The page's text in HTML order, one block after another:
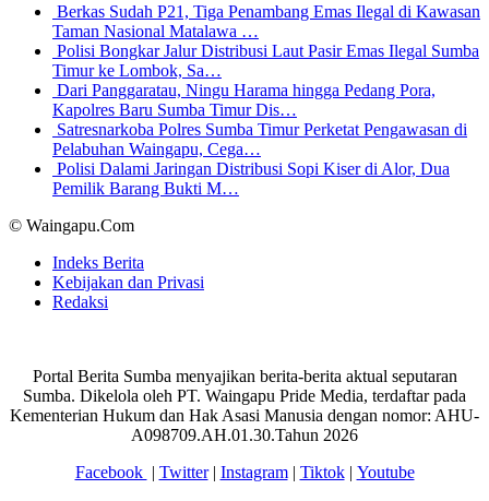
Berkas Sudah P21, Tiga Penambang Emas Ilegal di Kawasan
Taman Nasional Matalawa …
Polisi Bongkar Jalur Distribusi Laut Pasir Emas Ilegal Sumba
Timur ke Lombok, Sa…
Dari Panggaratau, Ningu Harama hingga Pedang Pora,
Kapolres Baru Sumba Timur Dis…
Satresnarkoba Polres Sumba Timur Perketat Pengawasan di
Pelabuhan Waingapu, Cega…
Polisi Dalami Jaringan Distribusi Sopi Kiser di Alor, Dua
Pemilik Barang Bukti M…
© Waingapu.Com
Indeks Berita
Kebijakan dan Privasi
Redaksi
Portal Berita Sumba menyajikan berita-berita aktual seputaran
Sumba. Dikelola oleh PT. Waingapu Pride Media, terdaftar pada
Kementerian Hukum dan Hak Asasi Manusia dengan nomor: AHU-
A098709.AH.01.30.Tahun 2026
Facebook | Twitter| Instagram| Tiktok| Youtube